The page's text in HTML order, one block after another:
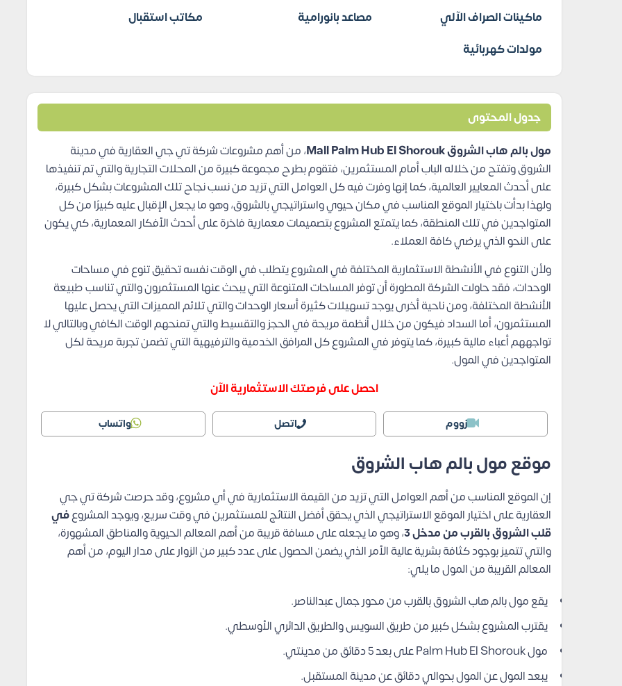
ماكينات الصراف الآلي
مصاعد بانورامية
مكاتب استقبال
مولدات كهربائية
جدول المحتوى
مول بالم هاب الشروق Mall Palm Hub El Shorouk
، من أهم مشروعات شركة تي جي العقارية في مدينة
الشروق وتفتح من خلاله الباب أمام المستثمرين، فتقوم بطرح مجموعة كبيرة من المحلات التجارية والتي تم تنفيذها
على أحدث المعايير العالمية، كما إنها وفرت فيه كل العوامل التي تزيد من نسب نجاح تلك المشروعات بشكل كبيرة،
ولهذا بدأت باختيار الموقع المناسب في مكان حيوي واستراتيجي بالشروق، وهو ما يجعل الإقبال عليه كبيرًا من كل
المتواجدين في تلك المنطقة، كما يتمتع المشروع بتصميمات معمارية فاخرة على أحدث الأفكار المعمارية، كي يكون
على النحو الذي يرضي كافة العملاء.
ولأن التنوع في الأنشطة الاستثمارية المختلفة في المشروع يتطلب في الوقت نفسه تحقيق تنوع في مساحات
الوحدات، فقد حاولت الشركة المطورة أن توفر المساحات المتنوعة التي يبحث عنها المستثمرون والتي تناسب طبيعة
الأنشطة المختلفة، ومن ناحية أخرى يوجد تسهيلات كثيرة أسعار الوحدات والتي تلائم المميزات التي يحصل عليها
المستثمرون، أما السداد فيكون من خلال أنظمة مريحة في الحجز والتقسيط والتي تمنحهم الوقت الكافي وبالتالي لا
تواجههم أعباء مالية كبيرة، كما يتوفر في المشروع كل المرافق الخدمية والترفيهية التي تضمن تجربة مريحة لكل
المتواجدين في المول.
احصل على فرصتك الاستثمارية الآن
زووم اتصل واتساب
موقع مول بالم هاب الشروق
إن الموقع المناسب من أهم العوامل التي تزيد من القيمة الاستثمارية في أي مشروع، وقد حرصت شركة تي جي
العقارية على اختيار الموقع الاستراتيجي الذي يحقق أفضل النتائج للمستثمرين في وقت سريع، ويوجد المشروعفي
قلب الشروق بالقرب من مدخل 3 ، وهو ما يجعله على مسافة قريبة من أهم المعالم الحيوية والمناطق المشهورة،
والتي تتميز بوجود كثافة بشرية عالية الأمر الذي يضمن الحصول على عدد كبير من الزوار على مدار اليوم، من أهم
المعالم القريبة من المول ما يلي:
يقع مول بالم هاب الشروق بالقرب من محور جمال عبدالناصر.
يقترب المشروع بشكل كبير من طريق السويس والطريق الدائري الأوسطي.
مول Palm Hub El Shorouk على بعد 5 دقائق من مدينتي.
يبعد المول عن المول بحوالي دقائق عن مدينة المستقبل.